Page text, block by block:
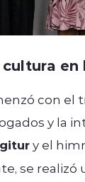
en
con el
y la
y el
se realizó